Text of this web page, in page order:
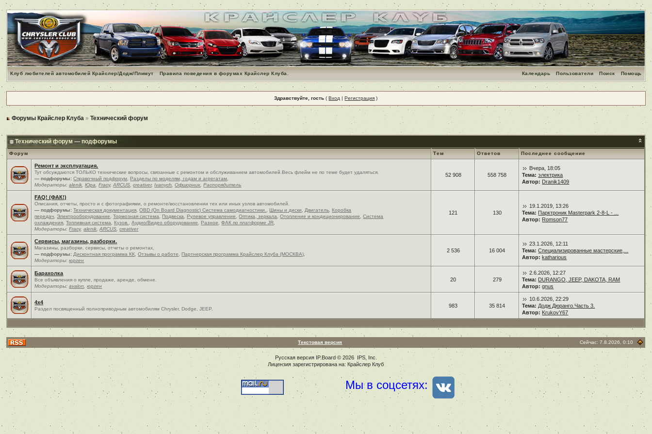
Клуб любителей автомобилей Крайслер/Додж/Плимут Правила поведения в форумах Крайслер Клуба. Помощь
Поиск
Пользователи
Календарь
Здравствуйте, гость (Вход |Регистрация )
Форумы Крайслер Клуба »Технический форум
Технический форум — подфорумы
Форум Тем Ответов Последнее сообщение
Ремонт и эксплуатация.
Тут обсуждаются ТОЛЬКО технические вопросы, связанные с ремонтом и обслуживанием автомобилей.Весь флейм не по теме будет удаляться.
— подфорумы: Справочный подфорум Разделы по моделям, годам и агрегатам
Модераторы:alenik ,Юра ,Fracy,ARCUS ,creativer,Ivanych ,Офшорник ,Распорядитель
52 908 558 758
Вчера, 18:05
Тема: электрика
Автор: Dranik1409
FAQ! (ФАК!)
Описания, отчеты, просто и c фотографиями, о ремонте/восстановлении тех или иных узлов автомобилей.
— подфорумы: Техническая документация ,OBD (On Board Diagnostic) Система самодиагностики. Шины и диски Двигатель
Коробка
передач ,Электрооборудование ,Тормозная система Подвеска Рулевое управление ,Оптика, зеркала ,Отопление и кондиционирование ,Система
охлаждения ,Топливная система Кузов. ,Аудио/Видео оборудование Разное ,ФАК по платформе JR
Модераторы:Fracy,alenik ,ARCUS ,creativer
121 130
19.1.2019, 13:26
Тема: Парктроник Masterpark 2-8-L - ...
Автор: Romson77
Сервисы, магазины, разборки.
Магазины, разборки, сервисы, отчеты о ремонтах,
— подфорумы: Дисконтная программа КК ,Отзывы о работе Партнерская программа Крайслер Клуба (МОСКВА)
Модераторы:юрген
2 536 16 004
23.1.2026, 12:11
Тема: Специализированные мастерские,...
Автор: katharious
Барахолка
Все объявления о купле, продаже, аренде, обмене.
Модераторы:avalon ,юрген
20 279
2.6.2026, 12:27
Тема: DURANGO, JEEP, DAKOTA, RAM
Автор: gnus
4x4
Раздел посвященный полноприводным автомобилям Chrysler, Dodge, JEEP.
983 35 814
10.6.2026, 22:29
Тема: Додж Дюранго.Часть 3.
Автор: KrukovY67
Текстовая версия Сейчас: 7.8.2026, 0:10
Русская версия IP.Board© 2026 IPS, Inc
Лицензия зарегистрирована на: Крайслер Клуб
Мы в соцсетях: